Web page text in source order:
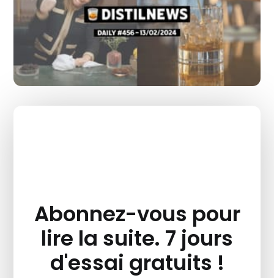
Abonnez-vous pour
lire la suite. 7 jours
d'essai gratuits !